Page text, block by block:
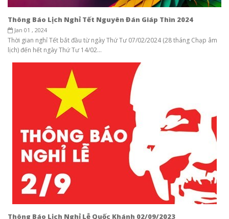
Thông Báo Lịch Nghỉ Tết Nguyên Đán Giáp Thìn 2024
Jan 01 , 2024
Thời gian nghỉ Tết bắt đầu từ ngày Thứ Tư 07/02/2024 (28 tháng Chạp âm
lịch) đến hết ngày Thứ Tư 14/02...
Thông Báo Lịch Nghỉ Lễ Quốc Khánh 02/09/2023